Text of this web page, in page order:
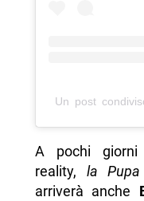
Un post
A pochi
reality, la
arriverà anche